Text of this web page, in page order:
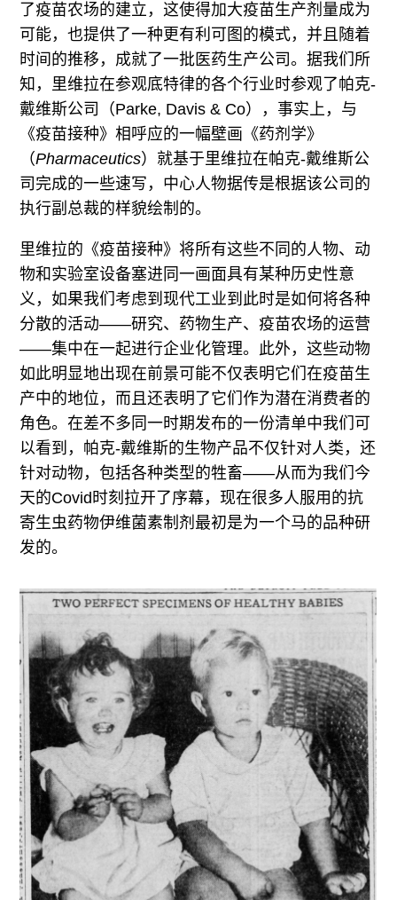
了疫苗农场的建立，这使得加大疫苗生产剂量成为
可能，也提供了一种更有利可图的模式，并且随着
时间的推移，成就了一批医药生产公司。据我们所
知，里维拉在参观底特律的各个行业时参观了帕克-
戴维斯公司（Parke, Davis & Co），事实上，与
《疫苗接种》相呼应的一幅壁画《药剂学》
（Pharmaceutics）就基于里维拉在帕克-戴维斯公
司完成的一些速写，中心人物据传是根据该公司的
执行副总裁的样貌绘制的。
里维拉的《疫苗接种》将所有这些不同的人物、动
物和实验室设备塞进同一画面具有某种历史性意
义，如果我们考虑到现代工业到此时是如何将各种
分散的活动——研究、药物生产、疫苗农场的运营
——集中在一起进行企业化管理。此外，这些动物
如此明显地出现在前景可能不仅表明它们在疫苗生
产中的地位，而且还表明了它们作为潜在消费者的
角色。在差不多同一时期发布的一份清单中我们可
以看到，帕克-戴维斯的生物产品不仅针对人类，还
针对动物，包括各种类型的牲畜——从而为我们今
天的Covid时刻拉开了序幕，现在很多人服用的抗
寄生虫药物伊维菌素制剂最初是为一个马的品种研
发的。